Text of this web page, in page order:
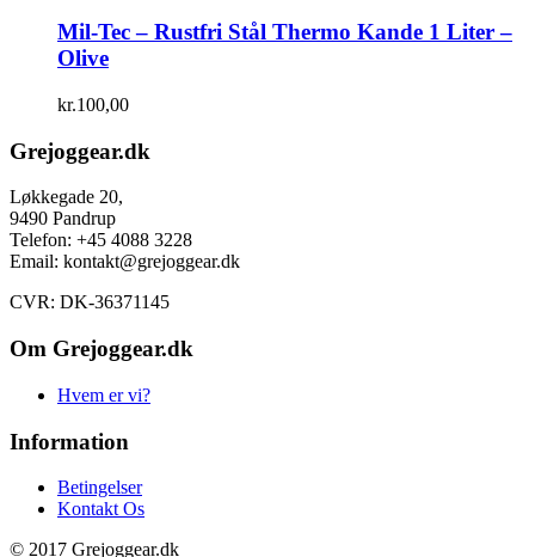
Mil-Tec – Rustfri Stål Thermo Kande 1 Liter –
Olive
kr.100,00
Grejoggear.dk
Løkkegade 20,
9490 Pandrup
Telefon: +45 4088 3228
Email: kontakt@grejoggear.dk
CVR: DK-36371145
Om Grejoggear.dk
Hvem er vi?
Information
Betingelser
Kontakt Os
© 2017 Grejoggear.dk